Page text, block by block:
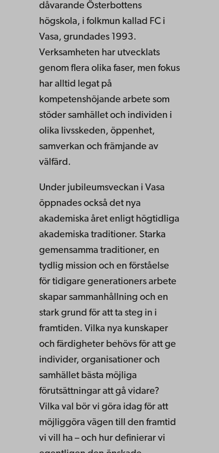
dåvarande Österbottens
högskola, i folkmun kallad FC i
Vasa, grundades 1993.
Verksamheten har utvecklats
genom flera olika faser, men fokus
har alltid legat på
kompetenshöjande arbete som
stöder samhället och individen i
olika livsskeden, öppenhet,
samverkan och främjande av
välfärd.
Under jubileumsveckan i Vasa
öppnades också det nya
akademiska året enligt högtidliga
akademiska traditioner. Starka
gemensamma traditioner, en
tydlig mission och en förståelse
för tidigare generationers arbete
skapar sammanhållning och en
stark grund för att ta steg in i
framtiden. Vilka nya kunskaper
och färdigheter behövs för att ge
individer, organisationer och
samhället bästa möjliga
förutsättningar att gå vidare?
Vilka val bör vi göra idag för att
möjliggöra vägen till den framtid
vi vill ha – och hur definierar vi